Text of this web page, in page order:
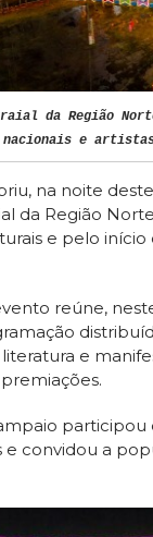
da Região
nacionais e
na noite
da Região
e pelo
reúne,
e
convidou a